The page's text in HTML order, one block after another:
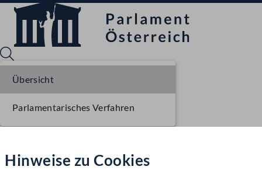
Hilfe
Hinweise zu Cookies
Übersicht
Parlamentarisches Verfahren